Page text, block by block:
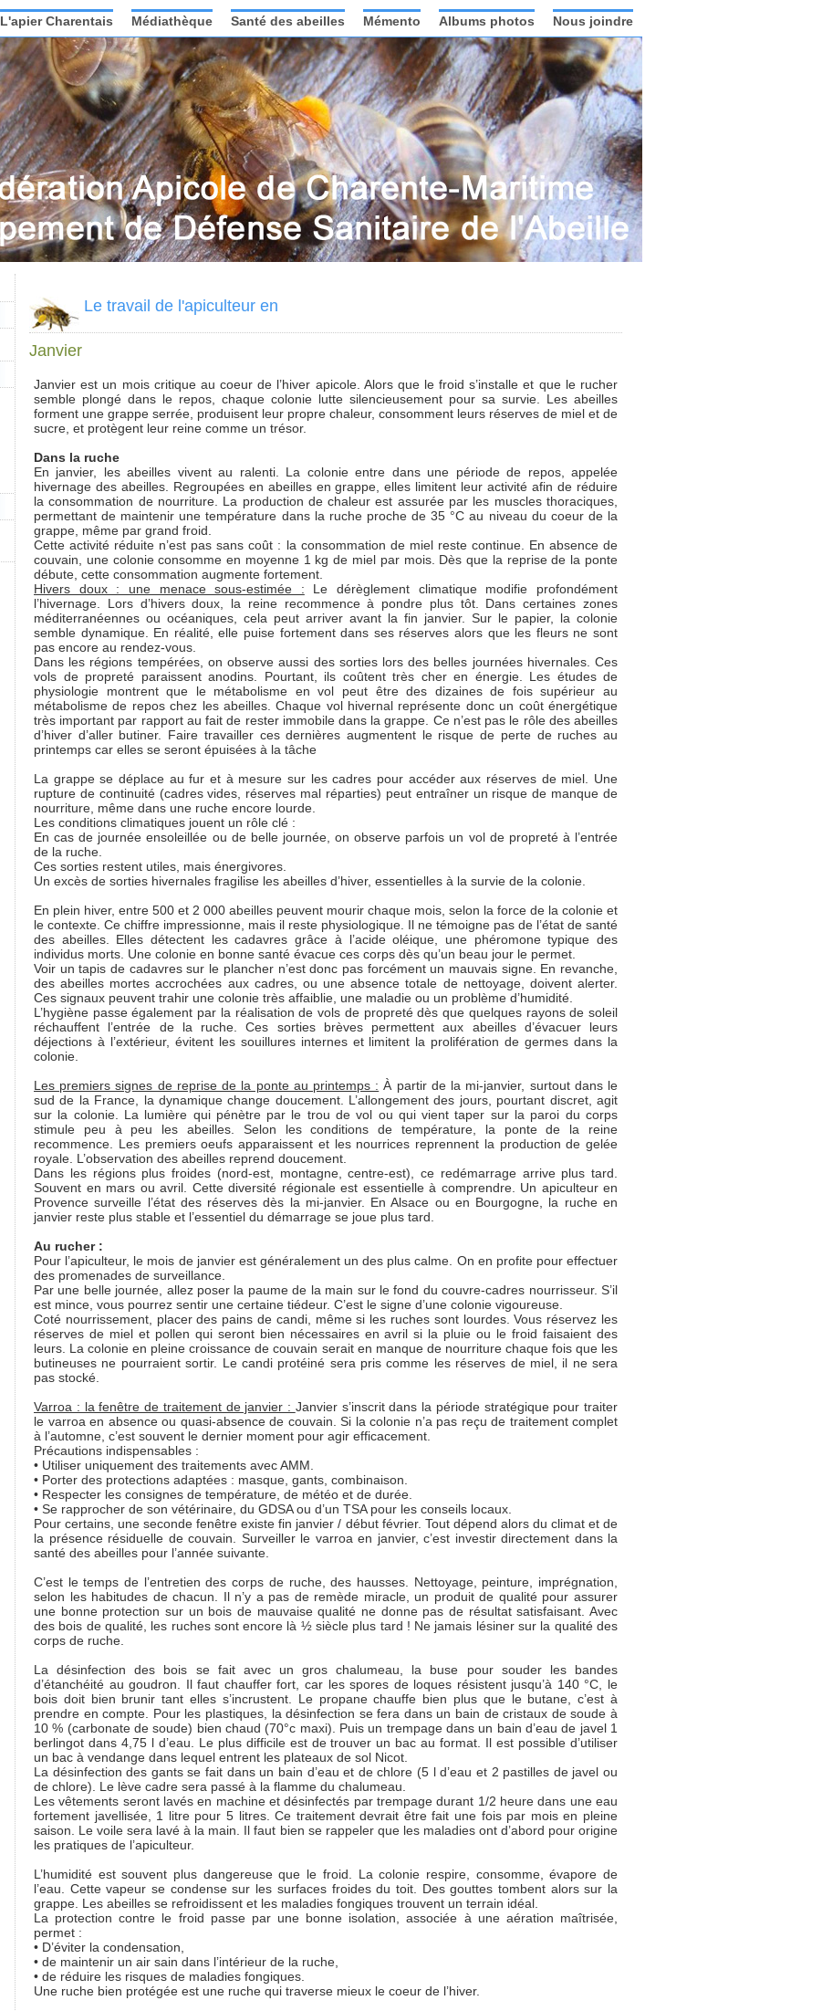
Nous joindre
Albums photos
Mémento
Santé des abeilles
Médiathèque
L'apier Charentais
Le travail de l'apiculteur en
Janvier
Janvier est un mois critique au coeur de l’hiver apicole. Alors que le froid s’installe et que le rucher
semble plongé dans le repos, chaque colonie lutte silencieusement pour sa survie. Les abeilles
forment une grappe serrée, produisent leur propre chaleur, consomment leurs réserves de miel et de
sucre, et protègent leur reine comme un trésor.
Dans la ruche
En janvier, les abeilles vivent au ralenti. La colonie entre dans une période de repos, appelée
hivernage des abeilles. Regroupées en abeilles en grappe, elles limitent leur activité afin de réduire
la consommation de nourriture. La production de chaleur est assurée par les muscles thoraciques,
permettant de maintenir une température dans la ruche proche de 35 °C au niveau du coeur de la
grappe, même par grand froid.
Cette activité réduite n’est pas sans coût : la consommation de miel reste continue. En absence de
couvain, une colonie consomme en moyenne 1 kg de miel par mois. Dès que la reprise de la ponte
débute, cette consommation augmente fortement.
Hivers doux : une menace sous-estimée : Le dérèglement climatique modifie profondément
l’hivernage. Lors d’hivers doux, la reine recommence à pondre plus tôt. Dans certaines zones
méditerranéennes ou océaniques, cela peut arriver avant la fin janvier. Sur le papier, la colonie
semble dynamique. En réalité, elle puise fortement dans ses réserves alors que les fleurs ne sont
pas encore au rendez-vous.
Dans les régions tempérées, on observe aussi des sorties lors des belles journées hivernales. Ces
vols de propreté paraissent anodins. Pourtant, ils coûtent très cher en énergie. Les études de
physiologie montrent que le métabolisme en vol peut être des dizaines de fois supérieur au
métabolisme de repos chez les abeilles. Chaque vol hivernal représente donc un coût énergétique
très important par rapport au fait de rester immobile dans la grappe. Ce n’est pas le rôle des abeilles
d’hiver d’aller butiner. Faire travailler ces dernières augmentent le risque de perte de ruches au
printemps car elles se seront épuisées à la tâche
La grappe se déplace au fur et à mesure sur les cadres pour accéder aux réserves de miel. Une
rupture de continuité (cadres vides, réserves mal réparties) peut entraîner un risque de manque de
nourriture, même dans une ruche encore lourde.
Les conditions climatiques jouent un rôle clé :
En cas de journée ensoleillée ou de belle journée, on observe parfois un vol de propreté à l’entrée
de la ruche.
Ces sorties restent utiles, mais énergivores.
Un excès de sorties hivernales fragilise les abeilles d’hiver, essentielles à la survie de la colonie.
En plein hiver, entre 500 et 2 000 abeilles peuvent mourir chaque mois, selon la force de la colonie et
le contexte. Ce chiffre impressionne, mais il reste physiologique. Il ne témoigne pas de l’état de santé
des abeilles. Elles détectent les cadavres grâce à l’acide oléique, une phéromone typique des
individus morts. Une colonie en bonne santé évacue ces corps dès qu’un beau jour le permet.
Voir un tapis de cadavres sur le plancher n’est donc pas forcément un mauvais signe. En revanche,
des abeilles mortes accrochées aux cadres, ou une absence totale de nettoyage, doivent alerter.
Ces signaux peuvent trahir une colonie très affaiblie, une maladie ou un problème d’humidité.
L’hygiène passe également par la réalisation de vols de propreté dès que quelques rayons de soleil
réchauffent l’entrée de la ruche. Ces sorties brèves permettent aux abeilles d’évacuer leurs
déjections à l’extérieur, évitent les souillures internes et limitent la prolifération de germes dans la
colonie.
Les premiers signes de reprise de la ponte au printemps : À partir de la mi-janvier, surtout dans le
sud de la France, la dynamique change doucement. L’allongement des jours, pourtant discret, agit
sur la colonie. La lumière qui pénètre par le trou de vol ou qui vient taper sur la paroi du corps
stimule peu à peu les abeilles. Selon les conditions de température, la ponte de la reine
recommence. Les premiers oeufs apparaissent et les nourrices reprennent la production de gelée
royale. L’observation des abeilles reprend doucement.
Dans les régions plus froides (nord-est, montagne, centre-est), ce redémarrage arrive plus tard.
Souvent en mars ou avril. Cette diversité régionale est essentielle à comprendre. Un apiculteur en
Provence surveille l’état des réserves dès la mi-janvier. En Alsace ou en Bourgogne, la ruche en
janvier reste plus stable et l’essentiel du démarrage se joue plus tard.
Au rucher :
Pour l’apiculteur, le mois de janvier est généralement un des plus calme. On en profite pour effectuer
des promenades de surveillance.
Par une belle journée, allez poser la paume de la main sur le fond du couvre-cadres nourrisseur. S’il
est mince, vous pourrez sentir une certaine tiédeur. C’est le signe d’une colonie vigoureuse.
Coté nourrissement, placer des pains de candi, même si les ruches sont lourdes. Vous réservez les
réserves de miel et pollen qui seront bien nécessaires en avril si la pluie ou le froid faisaient des
leurs. La colonie en pleine croissance de couvain serait en manque de nourriture chaque fois que les
butineuses ne pourraient sortir. Le candi protéiné sera pris comme les réserves de miel, il ne sera
pas stocké.
Varroa : la fenêtre de traitement de janvier : Janvier s’inscrit dans la période stratégique pour traiter
le varroa en absence ou quasi-absence de couvain. Si la colonie n’a pas reçu de traitement complet
à l’automne, c’est souvent le dernier moment pour agir efficacement.
Précautions indispensables :
• Utiliser uniquement des traitements avec AMM.
• Porter des protections adaptées : masque, gants, combinaison.
• Respecter les consignes de température, de météo et de durée.
• Se rapprocher de son vétérinaire, du GDSA ou d’un TSA pour les conseils locaux.
Pour certains, une seconde fenêtre existe fin janvier / début février. Tout dépend alors du climat et de
la présence résiduelle de couvain. Surveiller le varroa en janvier, c’est investir directement dans la
santé des abeilles pour l’année suivante.
C’est le temps de l’entretien des corps de ruche, des hausses. Nettoyage, peinture, imprégnation,
selon les habitudes de chacun. Il n’y a pas de remède miracle, un produit de qualité pour assurer
une bonne protection sur un bois de mauvaise qualité ne donne pas de résultat satisfaisant. Avec
des bois de qualité, les ruches sont encore là ½ siècle plus tard ! Ne jamais lésiner sur la qualité des
corps de ruche.
La désinfection des bois se fait avec un gros chalumeau, la buse pour souder les bandes
d’étanchéité au goudron. Il faut chauffer fort, car les spores de loques résistent jusqu’à 140 °C, le
bois doit bien brunir tant elles s’incrustent. Le propane chauffe bien plus que le butane, c’est à
prendre en compte. Pour les plastiques, la désinfection se fera dans un bain de cristaux de soude à
10 % (carbonate de soude) bien chaud (70°c maxi). Puis un trempage dans un bain d’eau de javel 1
berlingot dans 4,75 l d’eau. Le plus difficile est de trouver un bac au format. Il est possible d’utiliser
un bac à vendange dans lequel entrent les plateaux de sol Nicot.
La désinfection des gants se fait dans un bain d’eau et de chlore (5 l d’eau et 2 pastilles de javel ou
de chlore). Le lève cadre sera passé à la flamme du chalumeau.
Les vêtements seront lavés en machine et désinfectés par trempage durant 1/2 heure dans une eau
fortement javellisée, 1 litre pour 5 litres. Ce traitement devrait être fait une fois par mois en pleine
saison. Le voile sera lavé à la main. Il faut bien se rappeler que les maladies ont d’abord pour origine
les pratiques de l’apiculteur.
L’humidité est souvent plus dangereuse que le froid. La colonie respire, consomme, évapore de
l’eau. Cette vapeur se condense sur les surfaces froides du toit. Des gouttes tombent alors sur la
grappe. Les abeilles se refroidissent et les maladies fongiques trouvent un terrain idéal.
La protection contre le froid passe par une bonne isolation, associée à une aération maîtrisée,
permet :
• D’éviter la condensation,
• de maintenir un air sain dans l’intérieur de la ruche,
• de réduire les risques de maladies fongiques.
Une ruche bien protégée est une ruche qui traverse mieux le coeur de l’hiver.